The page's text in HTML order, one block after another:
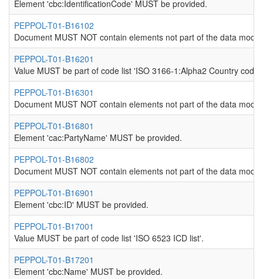
Element 'cbc:IdentificationCode' MUST be provided.
PEPPOL-T01-B16102
Document MUST NOT contain elements not part of the data
PEPPOL-T01-B16201
Value MUST be part of code list 'ISO 3166-1:Alpha2 Country
PEPPOL-T01-B16301
Document MUST NOT contain elements not part of the data
PEPPOL-T01-B16801
Element 'cac:PartyName' MUST be provided.
PEPPOL-T01-B16802
Document MUST NOT contain elements not part of the data
PEPPOL-T01-B16901
Element 'cbc:ID' MUST be provided.
PEPPOL-T01-B17001
Value MUST be part of code list 'ISO 6523 ICD list'.
PEPPOL-T01-B17201
Element 'cbc:Name' MUST be provided.